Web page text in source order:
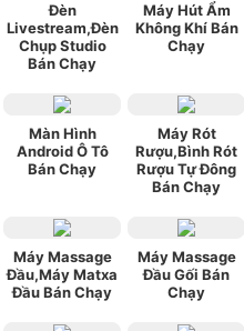
Đèn
Livestream,Đèn
Chụp Studio
Bán Chạy
Máy Hút Ẩm
Không Khí Bán
Chạy
Màn Hình
Android Ô Tô
Bán Chạy
Máy Rót
Rượu,Bình Rót
Rượu Tự Đông
Bán Chạy
Máy Massage
Đầu,Máy Matxa
Đầu Bán Chạy
Máy Massage
Đầu Gối Bán
Chạy